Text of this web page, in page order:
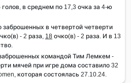
в среднем по 17,3 очка за 4-ю
заброшенных в четвертой четверти
- 2 раза, 18 очко(в) - 2 раза. И в 13
командой Тим Лемкем -
мячей при игре дома составило 32
которая состоялась 27.10.24.